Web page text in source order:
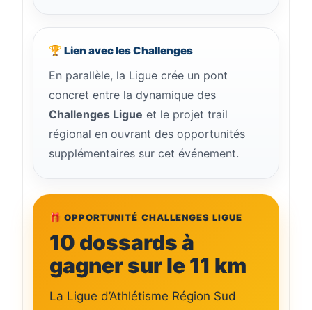
🏆 Lien avec les Challenges
En parallèle, la Ligue crée un pont
concret entre la dynamique des
Challenges Ligue et le projet trail
régional en ouvrant des opportunités
supplémentaires sur cet événement.
🎁 OPPORTUNITÉ CHALLENGES LIGUE
10 dossards à
gagner sur le 11 km
La Ligue d’Athlétisme Région Sud